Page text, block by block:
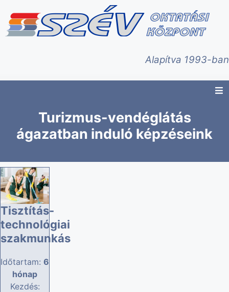
Alapítva 1993-ban
Turizmus-vendéglátás
ágazatban induló képzéseink
Tisztítás-
technológiai
szakmunkás
Időtartam: 6
hónap
Kezdés: